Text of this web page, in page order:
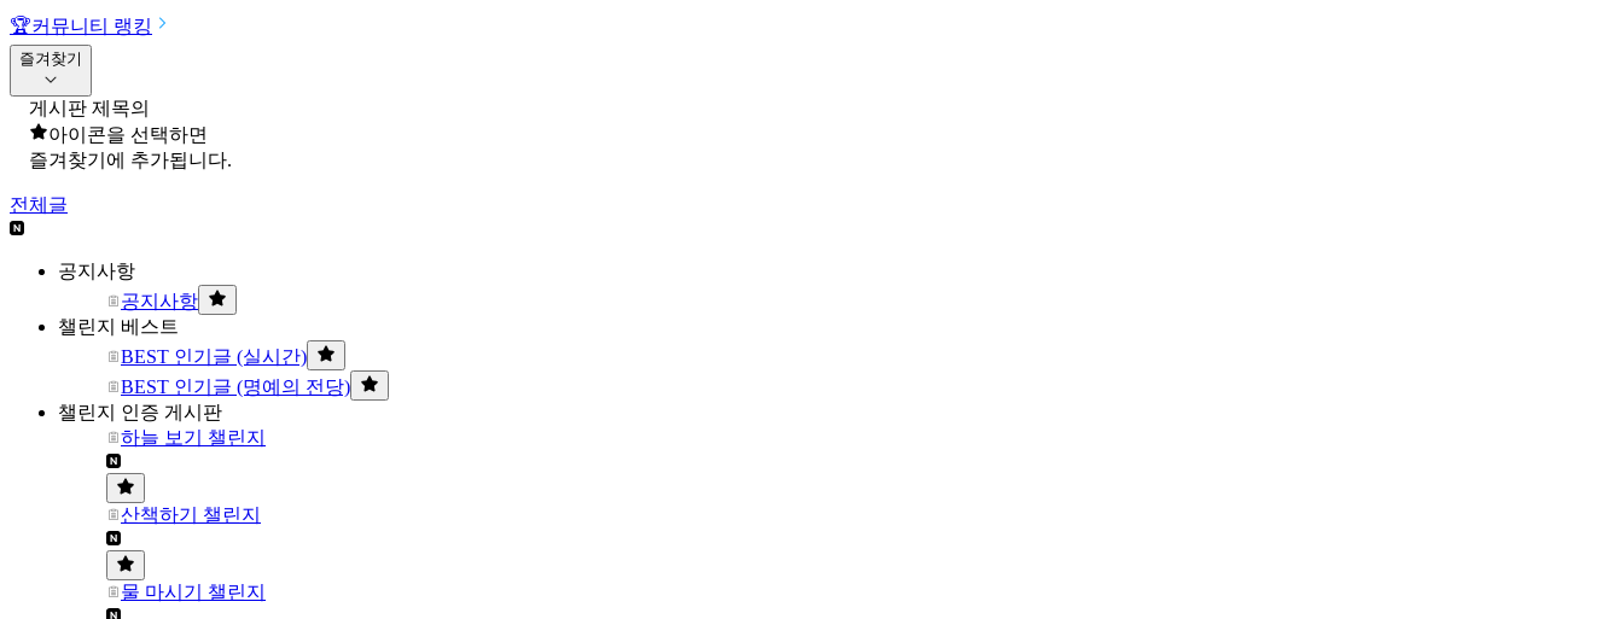
🏆커뮤니티 랭킹
즐겨찾기
게시판 제목의
아이콘을 선택하면
즐겨찾기에 추가됩니다.
전체글
공지사항
공지사항
챌린지 베스트
BEST 인기글 (실시간)
BEST 인기글 (명예의 전당)
챌린지 인증 게시판
하늘 보기 챌린지
산책하기 챌린지
물 마시기 챌린지